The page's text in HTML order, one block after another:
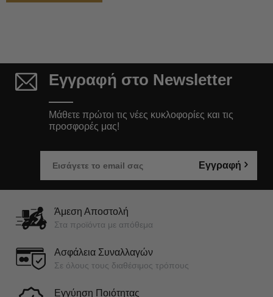
Εγγραφή στο Newsletter
Μάθετε πρώτοι τις νέες κυκλοφορίες και τις
προσφορές μας!
Εγγραφή
Άμεση Αποστολή
Στα προϊόντα με απόθεμα
Ασφάλεια Συναλλαγών
Σε όλους τους διαθέσιμος τρόπους
Εγγύηση Ποιότητας